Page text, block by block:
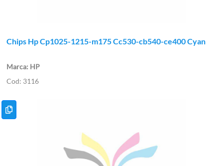
Chips Hp Cp1025-1215-m175 Cc530-cb540-ce400 Cyan
HP
3116